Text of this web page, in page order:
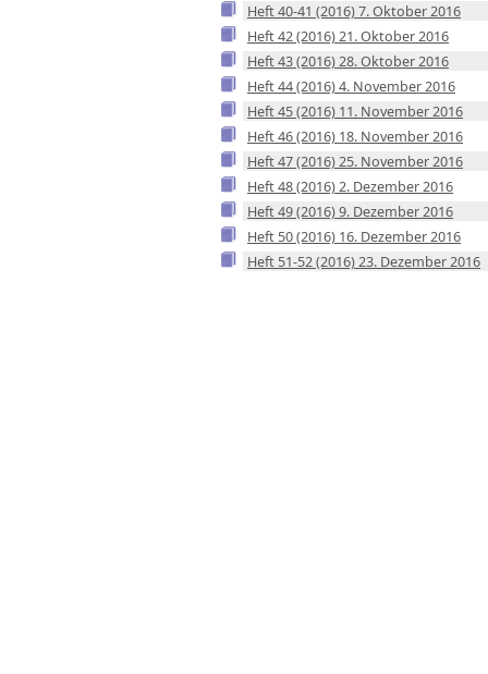
Heft 40-41 (2016) 7. Oktober 2016
Heft 42 (2016) 21. Oktober 2016
Heft 43 (2016) 28. Oktober 2016
Heft 44 (2016) 4. November 2016
Heft 45 (2016) 11. November 2016
Heft 46 (2016) 18. November 2016
Heft 47 (2016) 25. November 2016
Heft 48 (2016) 2. Dezember 2016
Heft 49 (2016) 9. Dezember 2016
Heft 50 (2016) 16. Dezember 2016
Heft 51-52 (2016) 23. Dezember 2016